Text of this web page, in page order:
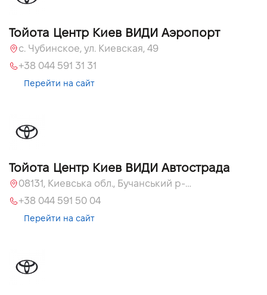
Тойота Центр Киев ВИДИ Аэропорт
c. Чубинское, ул. Киевская, 49
+38 044 591 31 31
Перейти на сайт
Тойота Центр Киев ВИДИ Автострада
08131, Киевська обл., Бучанський р-н, с.Софиевская Борщаговка, вул. Большая Кольцевая, 56
+38 044 591 50 04
Перейти на сайт